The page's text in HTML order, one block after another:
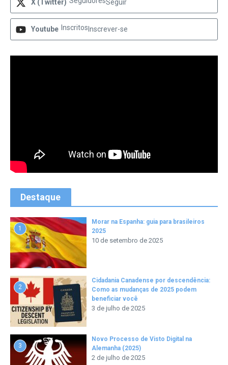
X (Twitter) Seguir
Youtube Inscritos Inscrever-se
Destaque
1
Morar na Espanha: guia para brasileiros
2025
10 de setembro de 2025
2
Cidadania Canadense por descendência:
Como as mudanças de 2025 podem
beneficiar você
3 de julho de 2025
3
Novo Processo de Visto Digital na
Alemanha (2025)
2 de julho de 2025